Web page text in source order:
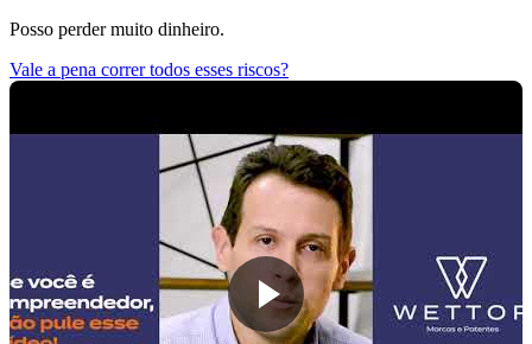
Posso perder muito dinheiro.
Vale a pena correr todos esses riscos?